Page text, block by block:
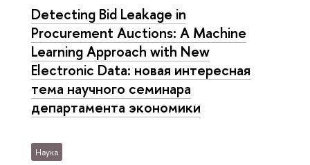
Detecting Bid Leakage in
Procurement Auctions: A Machine
Learning Approach with New
Electronic Data: новая интересная
тема научного семинара
департамента экономики
Наука